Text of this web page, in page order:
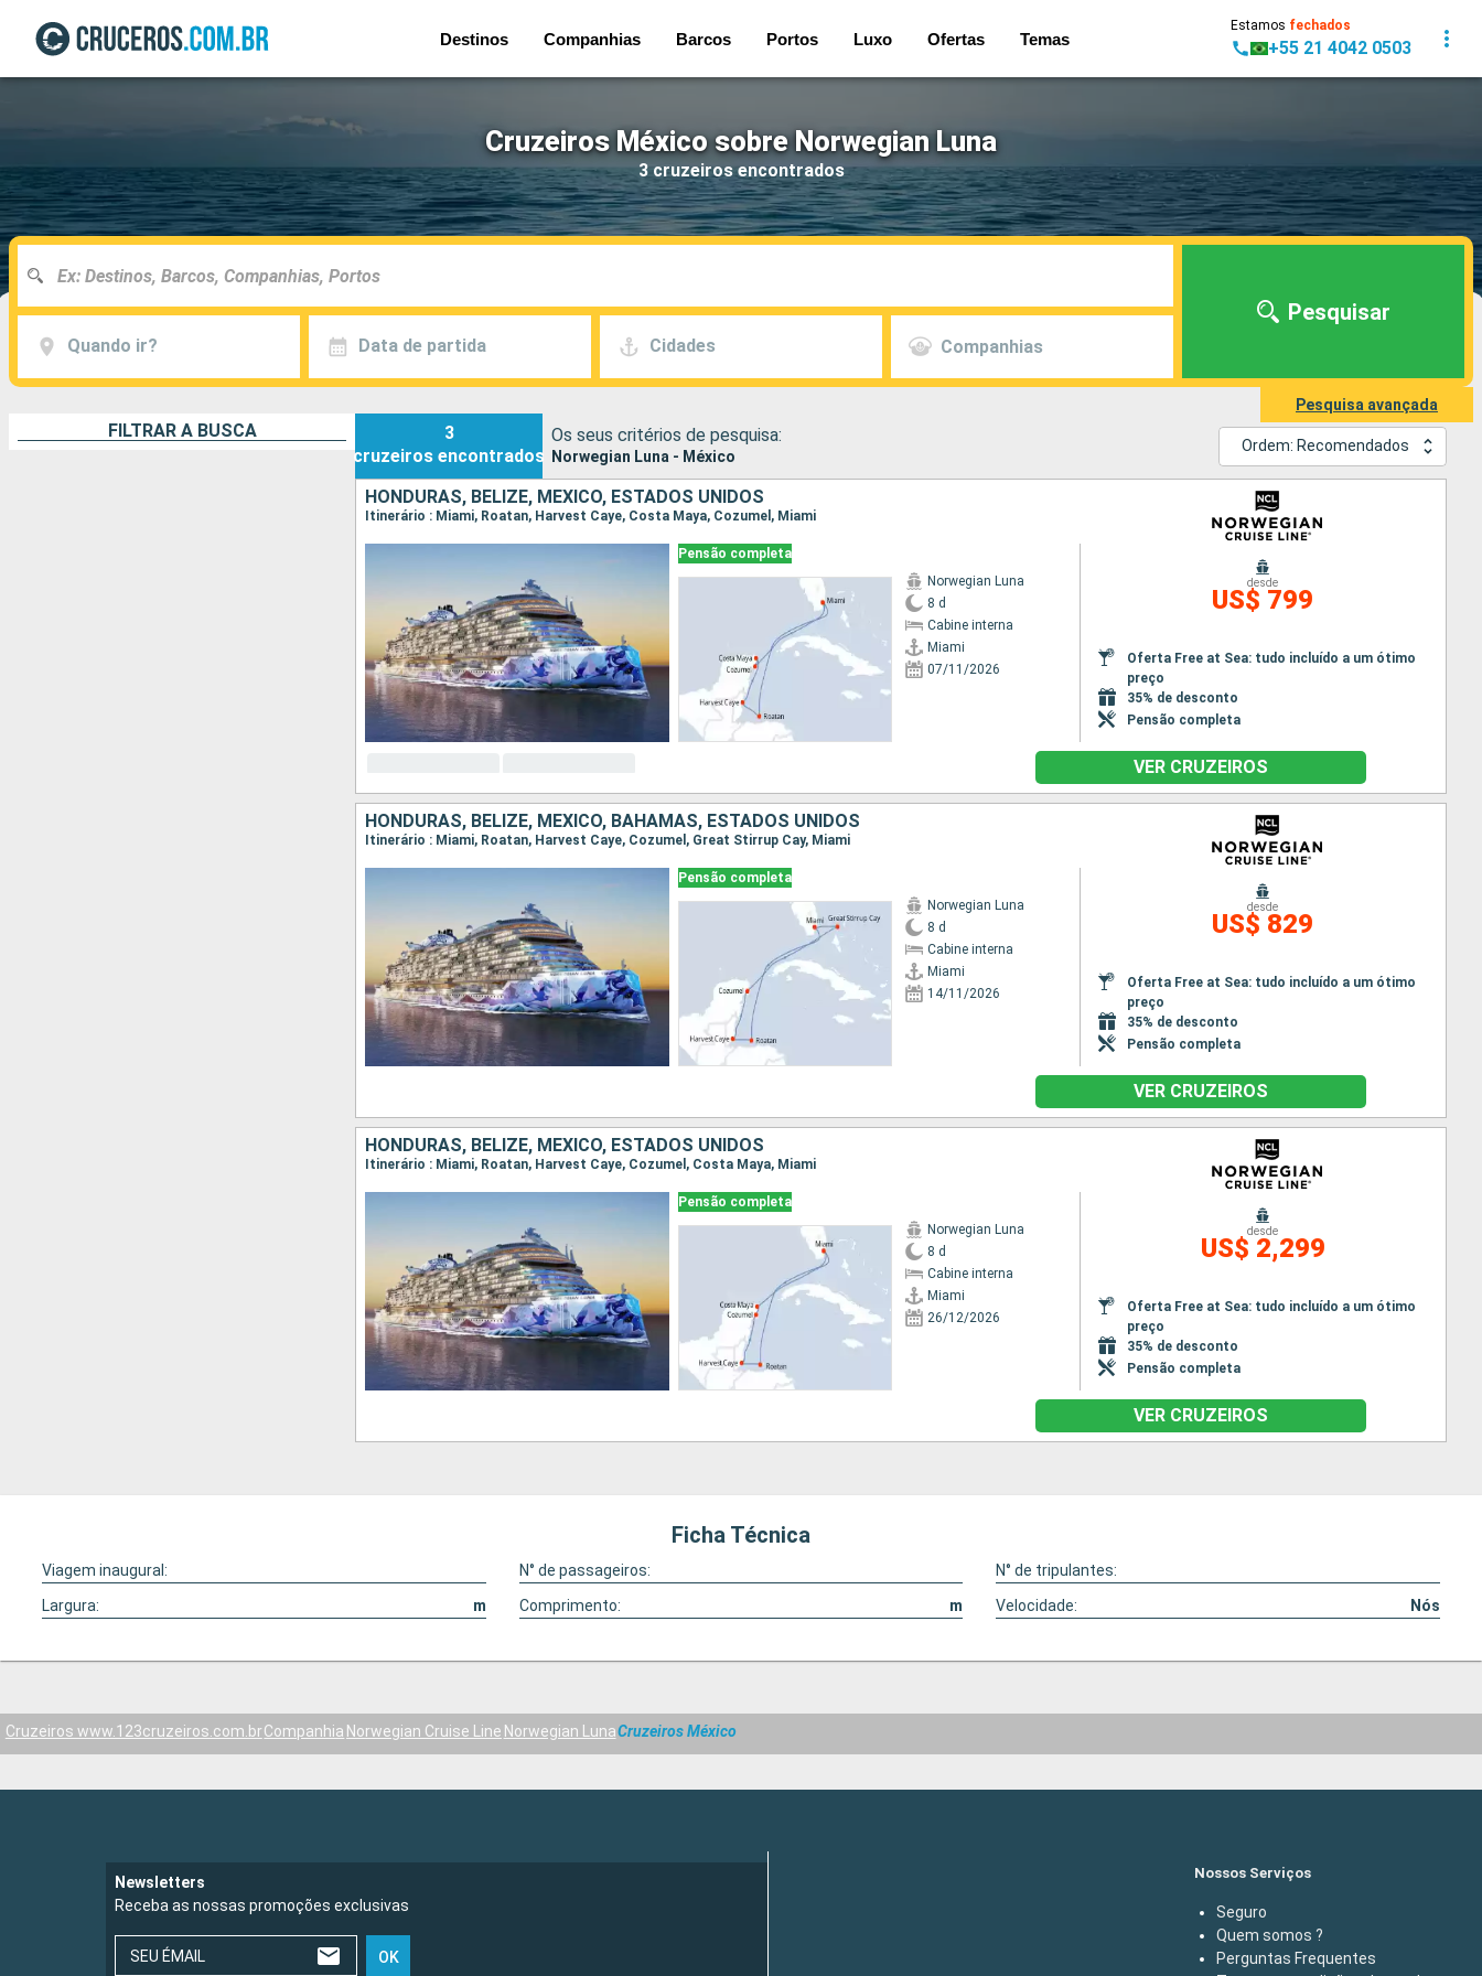
Destinos Companhias Barcos Portos Luxo Ofertas Temas
Estamos fechados
+55 21 4042 0503
Cruzeiros México sobre Norwegian Luna
3 cruzeiros encontrados
Quando ir? Data de partida Cidades Companhias
Pesquisar
Pesquisa avançada
FILTRAR A BUSCA
3
cruzeiros encontrados
Os seus critérios de pesquisa:
Norwegian Luna - México
Ordem: Recomendados
HONDURAS, BELIZE, MÉXICO, ESTADOS UNIDOS
Itinerário : Miami, Roatan, Harvest Caye, Costa Maya, Cozumel, Miami
Pensão completa
Norwegian Luna
8 d
Cabine interna
Miami
07/11/2026
desde
US$ 799
Oferta Free at Sea: tudo incluído a um ótimo
preço
35% de desconto
Pensão completa
VER CRUZEIROS
HONDURAS, BELIZE, MÉXICO, BAHAMAS, ESTADOS UNIDOS
Itinerário : Miami, Roatan, Harvest Caye, Cozumel, Great Stirrup Cay, Miami
Pensão completa
Norwegian Luna
8 d
Cabine interna
Miami
14/11/2026
desde
US$ 829
Oferta Free at Sea: tudo incluído a um ótimo
preço
35% de desconto
Pensão completa
VER CRUZEIROS
HONDURAS, BELIZE, MÉXICO, ESTADOS UNIDOS
Itinerário : Miami, Roatan, Harvest Caye, Cozumel, Costa Maya, Miami
Pensão completa
Norwegian Luna
8 d
Cabine interna
Miami
26/12/2026
desde
US$ 2,299
Oferta Free at Sea: tudo incluído a um ótimo
preço
35% de desconto
Pensão completa
VER CRUZEIROS
Ficha Técnica
Viagem inaugural: N° de passageiros:
N° de tripulantes:
Largura:
m Comprimento: m Velocidade: Nós
Cruzeiros www.123cruzeiros.com.brCompanhia Norwegian Cruise Line Norwegian LunaCruzeiros México
Newsletters
Receba as nossas promoções exclusivas
SEU ÉMAIL OK
Nossos Serviços
Seguro
Quem somos ?
Perguntas Frequentes